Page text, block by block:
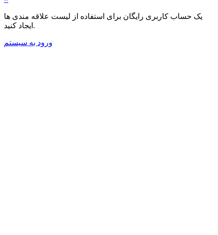
یک حساب کاربری رایگان برای استفاده از لیست علاقه مندی ها
ایجاد کنید.
ورود به سیستم